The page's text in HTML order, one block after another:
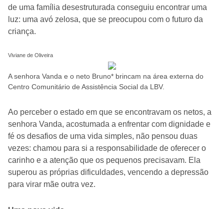
de uma família desestruturada conseguiu encontrar uma
luz: uma avó zelosa, que se preocupou com o futuro da
criança.
Viviane de Oliveira
A senhora Vanda e o neto Bruno* brincam na área externa do
Centro Comunitário de Assistência Social da LBV.
Ao perceber o estado em que se encontravam os netos, a
senhora Vanda, acostumada a enfrentar com dignidade e
fé os desafios de uma vida simples, não pensou duas
vezes: chamou para si a responsabilidade de oferecer o
carinho e a atenção que os pequenos precisavam. Ela
superou as próprias dificuldades, vencendo a depressão
para virar mãe outra vez.